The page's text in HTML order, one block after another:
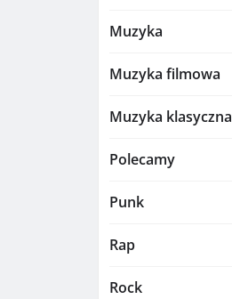
Muzyka
Muzyka filmowa
Muzyka klasyczna
Polecamy
Punk
Rap
Rock